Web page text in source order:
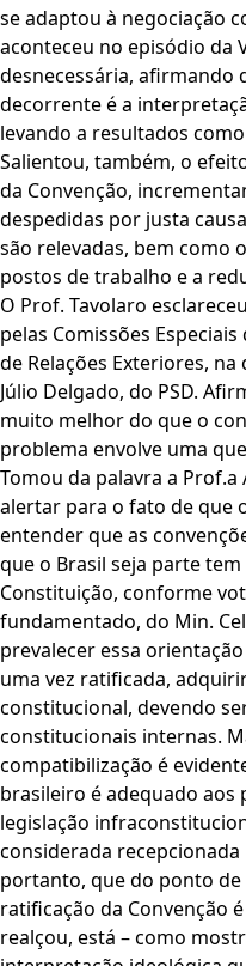
se adaptou à negociação
aconteceu no episódio da
desnecessária, afirmando
decorrente é a
levando a resultados
Salientou, também, o
da Convenção,
despedidas por justa
são relevadas, bem como
postos de trabalho e a
O Prof. Tavolaro
pelas Comissões
de Relações Exteriores,
Júlio Delgado, do PSD.
muito melhor do que o
problema envolve uma
Tomou da palavra a
alertar para o fato de que
entender que as
que o Brasil seja parte
Constituição, conforme
fundamentado, do Min.
prevalecer essa
uma vez ratificada,
constitucional, devendo
constitucionais internas.
compatibilização é
brasileiro é adequado aos
legislação
considerada recepcionada
portanto, que do ponto
ratificação da Convenção
realçou, está – como